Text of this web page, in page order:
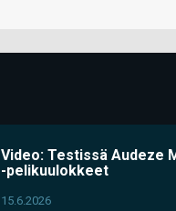
Video: Testissä Audeze
-pelikuulokkeet
15.6.2026